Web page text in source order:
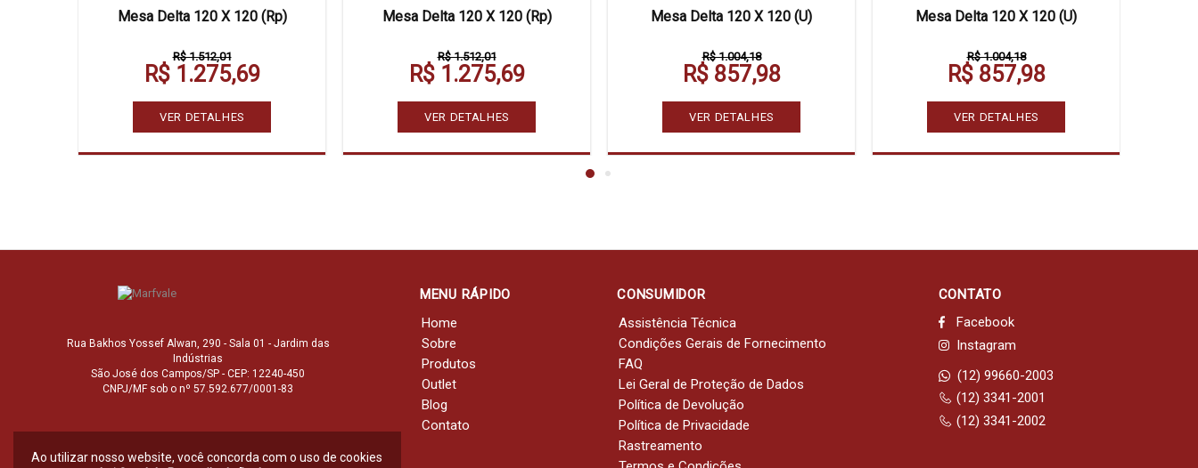
Mesa Delta 120 X 120 (Rp)
R$ 1.512,01
R$ 1.275,69
VER DETALHES
Mesa Delta 120 X 120 (Rp)
R$ 1.512,01
R$ 1.275,69
VER DETALHES
Mesa Delta 120 X 120 (U)
R$ 1.004,18
R$ 857,98
VER DETALHES
Mesa Delta 120 X 120 (U)
R$ 1.004,18
R$ 857,98
VER DETALHES
Rua Bakhos Yossef Alwan, 290 - Sala 01 - Jardim das
Indústrias
São José dos Campos/SP - CEP: 12240-450
CNPJ/MF sob o nº 57.592.677/0001-83
MENU RÁPIDO
Home
Sobre
Produtos
Outlet
Blog
Contato
CONSUMIDOR
Assistência Técnica
Condições Gerais de Fornecimento
FAQ
Lei Geral de Proteção de Dados
Política de Devolução
Política de Privacidade
Rastreamento
CONTATO
Facebook
Instagram
(12) 99660-2003
(12) 3341-2001
(12) 3341-2002
Ao utilizar nosso website, você concorda com o uso de cookies